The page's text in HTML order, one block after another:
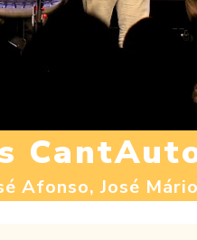
Afonso, José